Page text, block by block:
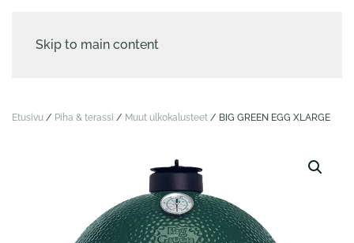
Skip to main content
Etusivu / Piha & terassi / Muut ulko­kalusteet / BIG GREEN EGG XLARGE